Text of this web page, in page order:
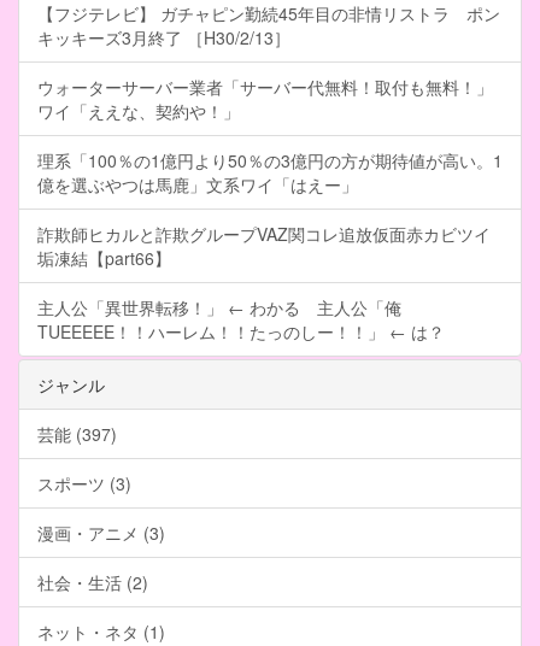
【フジテレビ】 ガチャピン勤続45年目の非情リストラ ポン
キッキーズ3月終了 ［H30/2/13］
ウォーターサーバー業者「サーバー代無料！取付も無料！」
ワイ「ええな、契約や！」
理系「100％の1億円より50％の3億円の方が期待値が高い。1
億を選ぶやつは馬鹿」文系ワイ「はえー」
詐欺師ヒカルと詐欺グループVAZ関コレ追放仮面赤カビツイ
垢凍結【part66】
主人公「異世界転移！」 ← わかる 主人公「俺
TUEEEEE！！ハーレム！！たっのしー！！」 ← は？
ジャンル
芸能 (397)
スポーツ (3)
漫画・アニメ (3)
社会・生活 (2)
ネット・ネタ (1)